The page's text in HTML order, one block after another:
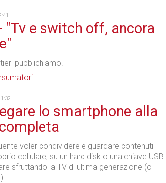
"Tv e switch off, ancora
pubblichiamo.
lo smartphone alla
voler condividere e guardare contenuti
cellulare, su un hard disk o una chiave USB.
sfruttando la TV di ultima generazione (o